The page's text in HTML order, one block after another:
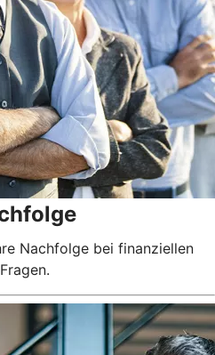
Nachfolge bei finanziellen